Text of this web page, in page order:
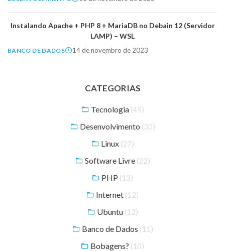
Instalando Apache + PHP 8 + MariaDB no Debain 12 (Servidor
LAMP) – WSL
BANCO DE DADOS 14 de novembro de 2023
CATEGORIAS
Tecnologia (45)
Desenvolvimento (30)
Linux (27)
Software Livre (22)
PHP (13)
Internet (12)
Ubuntu (12)
Banco de Dados (11)
Bobagens? (10)